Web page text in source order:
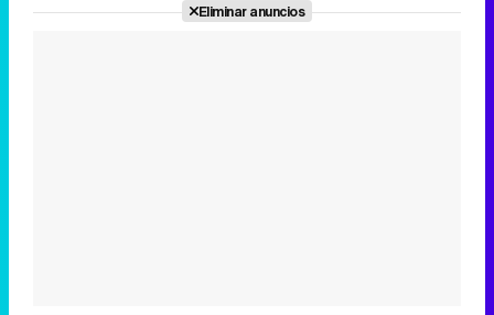
Eliminar anuncios